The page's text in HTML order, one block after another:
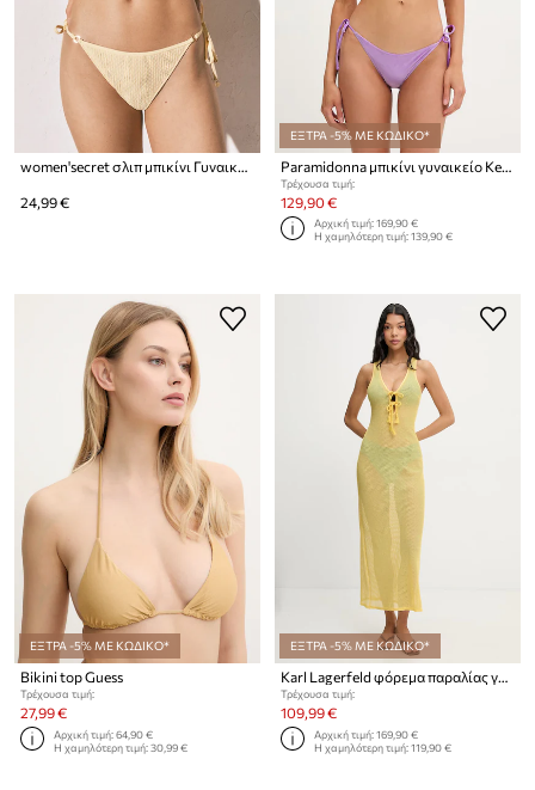
24,99 €
ΕΞΤΡΑ -5% ΜΕ ΚΩΔΙΚΟ*
Τρέχουσα τιμή:
129,90 €
Αρχική τιμή:169,90 €
Η χαμηλότερη τιμή:139,90 €
ΕΞΤΡΑ -5% ΜΕ ΚΩΔΙΚΟ*
Bikini top Guess
Τρέχουσα τιμή:
27,99 €
Αρχική τιμή:64,90 €
Η χαμηλότερη τιμή:30,99 €
ΕΞΤΡΑ -5% ΜΕ ΚΩΔΙΚΟ*
Karl Lagerfeld φόρεμα παραλίας γυναικείο
Τρέχουσα τιμή:
109,99 €
Αρχική τιμή:169,90 €
Η χαμηλότερη τιμή:119,90 €